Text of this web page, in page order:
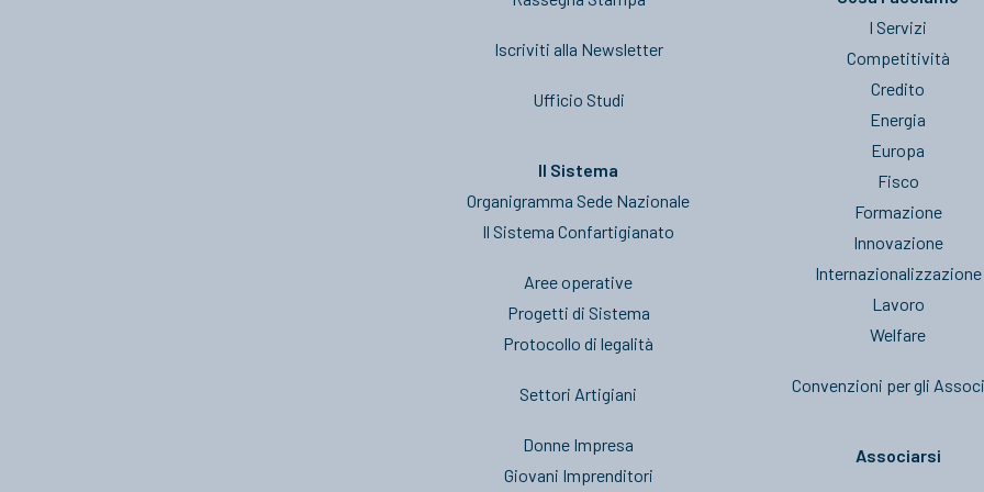
Iscriviti alla Newsletter
Ufficio Studi
Il Sistema
Organigramma Sede Nazionale
Il Sistema Confartigianato
Aree operative
Progetti di Sistema
Protocollo di legalità
Settori Artigiani
Donne Impresa
Giovani Imprenditori
I Servizi
Competitività
Credito
Energia
Europa
Fisco
Formazione
Innovazione
Internazionalizzazione
Lavoro
Welfare
Convenzioni per gli
Associarsi